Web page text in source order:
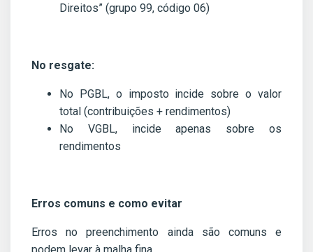
Direitos” (grupo 99, código 06)
No resgate:
No PGBL, o imposto incide sobre o valor
total (contribuições + rendimentos)
No VGBL, incide apenas sobre os
rendimentos
Erros comuns e como evitar
Erros no preenchimento ainda são comuns e